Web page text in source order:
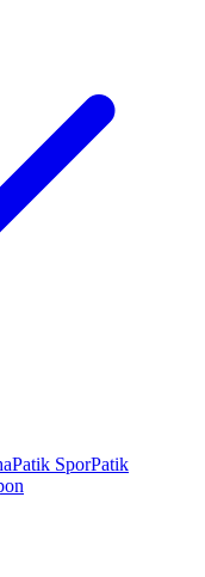
Patik SporPatik